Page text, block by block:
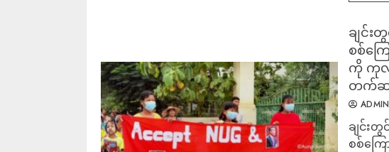
ချင်
စစ်ကြ
ကို ကုလ
တက်ဆန္
ADMIN
ချင်း
စစ်ကြ